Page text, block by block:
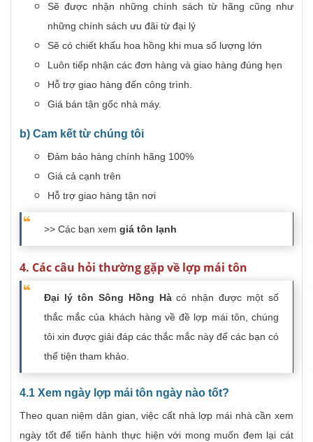
Sẽ được nhận những chính sách từ hãng cũng như
những chính sách ưu đãi từ đại lý
Sẽ có chiết khấu hoa hồng khi mua số lượng lớn
Luôn tiếp nhận các đơn hàng và giao hàng đúng hẹn
Hỗ trợ giao hàng đến công trình.
Giá bán tận gốc nhà máy.
b) Cam kết từ chúng tôi
Đảm bảo hàng chính hãng 100%
Giá cả cạnh trên
Hỗ trợ giao hàng tận nơi
>> Các bạn xem giá tôn lạnh
4. Các câu hỏi thường gặp về lợp mái tôn
Đại lý tôn Sông Hồng Hàcó nhận được một số
thắc mắc của khách hàng về đề lợp mái tôn, chúng
tôi xin được giải đáp các thắc mắc này để các bạn có
thể tiện tham khảo.
4.1 Xem ngày lợp mái tôn ngày nào tốt?
Theo quan niệm dân gian, việc cất nhà lợp mái nhà cần xem
ngày tốt để tiến hành thực hiện với mong muốn đem lại cát